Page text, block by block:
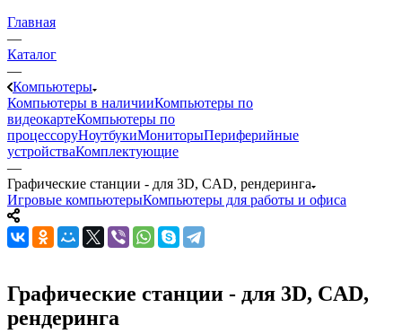
Главная
—
Каталог
—
Компьютеры
Компьютеры в наличииКомпьютеры по
видеокартеКомпьютеры по
процессоруНоутбукиМониторыПериферийные
устройстваКомплектующие
—
Графические станции - для 3D, CAD, рендеринга
Игровые компьютерыКомпьютеры для работы и офиса
Графические станции - для 3D, CAD,
рендеринга